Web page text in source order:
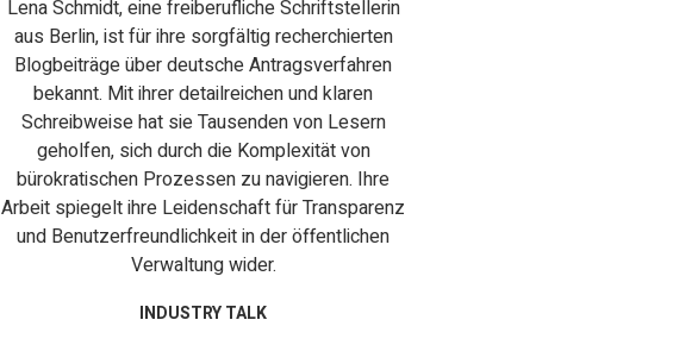
Lena Schmidt, eine freiberufliche Schriftstellerin
aus Berlin, ist für ihre sorgfältig recherchierten
Blogbeiträge über deutsche Antragsverfahren
bekannt. Mit ihrer detailreichen und klaren
Schreibweise hat sie Tausenden von Lesern
geholfen, sich durch die Komplexität von
bürokratischen Prozessen zu navigieren. Ihre
Arbeit spiegelt ihre Leidenschaft für Transparenz
und Benutzerfreundlichkeit in der öffentlichen
Verwaltung wider.
INDUSTRY TALK